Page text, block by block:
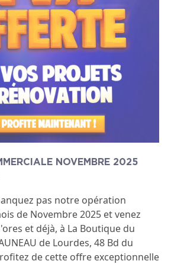
NOVEMBRE 2025
pas notre opération
de Novembre 2025 et venez
et déjà, à La Boutique du
de Lourdes, 48 Bd du
de cette offre exceptionnelle